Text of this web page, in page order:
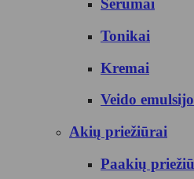
Serumai
Tonikai
Kremai
Veido
Akių priežiūrai
Paakių